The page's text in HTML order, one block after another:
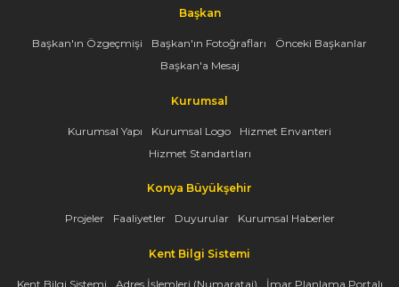
Başkan
Başkan'ın Özgeçmişi Başkan'ın Fotoğrafları
Önceki Başkanlar
Başkan'a Mesaj
Kurumsal
Kurumsal Yapı Kurumsal Logo
Hizmet Envanteri
Hizmet Standartları
Konya Büyükşehir
Projeler Faaliyetler Duyurular Kurumsal Haberler
Kent Bilgi Sistemi
Kent Bilgi Sistemi Adres İşlemleri (Numarataj) İmar Planlama Portalı